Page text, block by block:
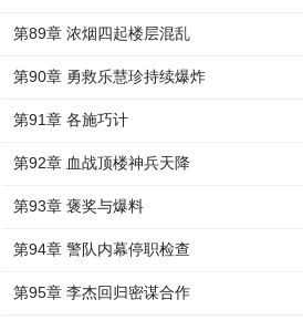
第89章 浓烟四起楼层混乱
第90章 勇救乐慧珍持续爆炸
第91章 各施巧计
第92章 血战顶楼神兵天降
第93章 褒奖与爆料
第94章 警队内幕停职检查
第95章 李杰回归密谋合作